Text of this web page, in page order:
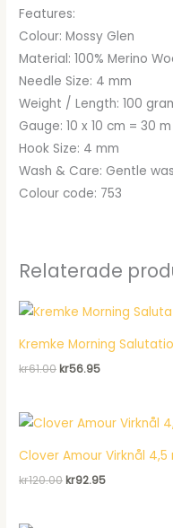
Features:
Colour: Mossy Glen
Material: 100% Merino
Needle Size: 4 mm
Weight / Length: 100
Gauge: 10 x 10 cm = 30
Hook Size: 4 mm
Wash & Care: Gentle
Colour code: 753
Relaterade
Kremke Morning
kr61.00Det
kr61.00.
kr56.95Det
kr56.95.
Clover Amour Virknål 4,5
kr120.00Det
kr92.95Det